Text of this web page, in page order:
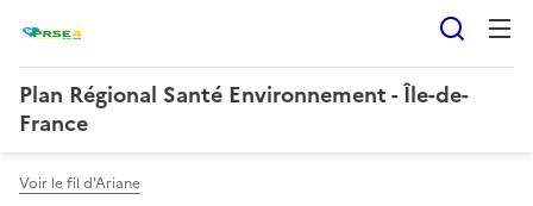
Plan Régional Santé Environnement - Île-de-
France
Voir le fil d'Ariane